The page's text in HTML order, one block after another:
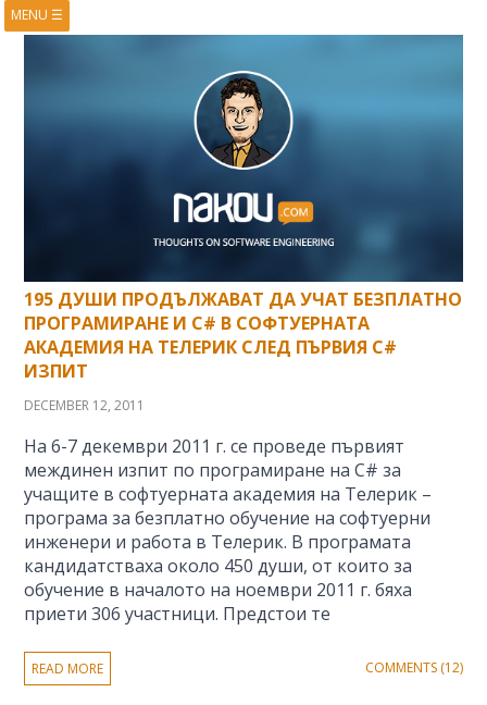
MENU ☰
195 ДУШИ ПРОДЪЛЖАВАТ ДА УЧАТ БЕЗПЛАТНО
ПРОГРАМИРАНЕ И C# В СОФТУЕРНАТА
АКАДЕМИЯ НА ТЕЛЕРИК СЛЕД ПЪРВИЯ C#
ИЗПИТ
DECEMBER 12, 2011
На 6-7 декември 2011 г. се проведе първият
междинен изпит по програмиране на C# за
учащите в софтуерната академия на Телерик –
програма за безплатно обучение на софтуерни
инженери и работа в Телерик. В програмата
кандидатстваха около 450 души, от които за
обучение в началото на ноември 2011 г. бяха
приети 306 участници. Предстои те
READ MORE COMMENTS (12)